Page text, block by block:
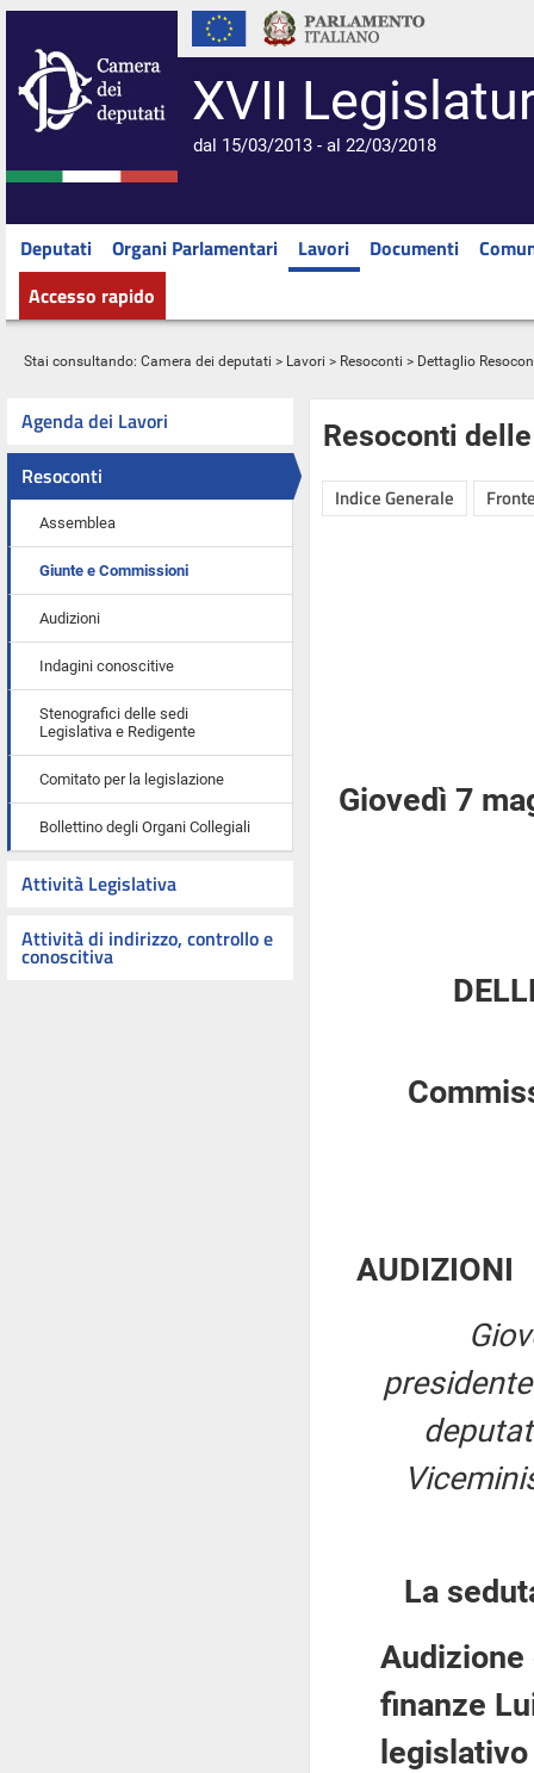
XVII
dal 15/03/2013 - al 22/03/2018
Deputati Organi Parlamentari Lavori Documenti
Accesso rapido
Stai consultando: Camera dei deputati > Lavori > Resoconti > Dettaglio
Agenda dei Lavori
Resoconti
Assemblea
Giunte e Commissioni
Audizioni
Indagini conoscitive
Stenografici delle sedi
Legislativa e Redigente
Comitato per la legislazione
Bollettino degli Organi Collegiali
Attività Legislativa
Attività di indirizzo, controllo e
conoscitiva
Resoconti
Indice Generale
Giovedì 7
AUDIZIONI
La
finanze